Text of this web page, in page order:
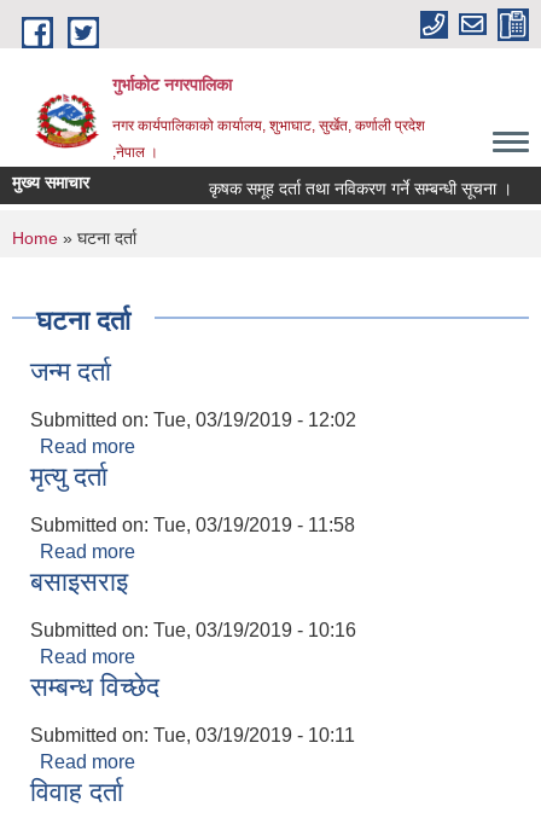
Skip to main content
गुर्भाकोट नगरपालिका
नगर कार्यपालिकाको कार्यालय, शुभाघाट, सुर्खेत, कर्णाली प्रदेश
,नेपाल ।
मुख्य समाचार कृषक समूह दर्ता तथा नविकरण गर्ने सम्बन्धी सूचना ।
You are here
Home » घटना दर्ता
घटना दर्ता
जन्म दर्ता
Submitted on: Tue, 03/19/2019 - 12:02
Read more
मृत्यु दर्ता
Submitted on: Tue, 03/19/2019 - 11:58
Read more
बसाइसराइ
Submitted on: Tue, 03/19/2019 - 10:16
Read more
सम्बन्ध विच्छेद
Submitted on: Tue, 03/19/2019 - 10:11
Read more
विवाह दर्ता